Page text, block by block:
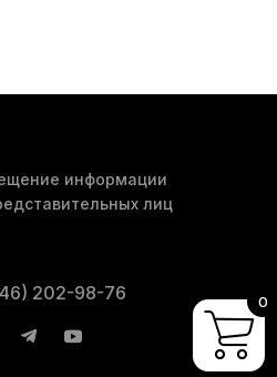
информации
лиц
202-98-76 0